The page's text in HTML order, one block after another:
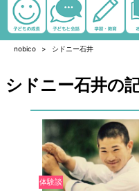
nobico シドニー石井
シドニー石井の
体験談